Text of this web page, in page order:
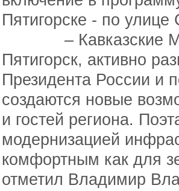
Пятигорске - по улице
– Кавказские
Пятигорск, активно
Президента России и
создаются новые
и гостей региона.
модернизацией
комфортным как для
отметил Владимир